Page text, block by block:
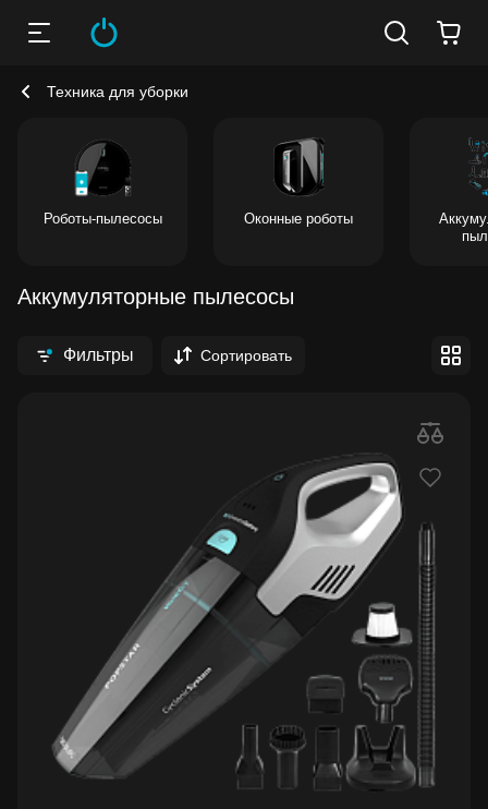
Техника для уборки
Роботы-пылесосы Оконные роботы
Аккумуляторные пылесосы
Фильтры Сортировать